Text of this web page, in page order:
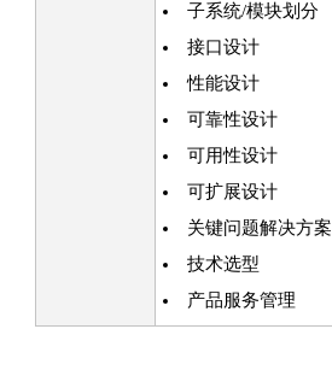
子系统/模块划分
接口设计
性能设计
可靠性设计
可用性设计
可扩展设计
关键问题解决方案
技术选型
产品服务管理